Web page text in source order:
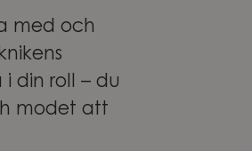
med och
din roll – du
modet att